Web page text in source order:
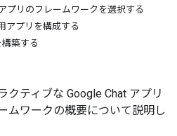
プリのフレームワークを選択する
アプリを構成する
築する
クティブな Google Chat アプリ
ムワークの概要について説明し